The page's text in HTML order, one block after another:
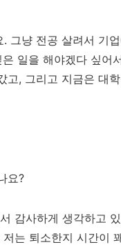
. 그냥 전공 살려서 기
일을 해야겠다 싶어
고, 그리고 지금은 대
요?
감사하게 생각하고
저는 퇴소한지 시간이